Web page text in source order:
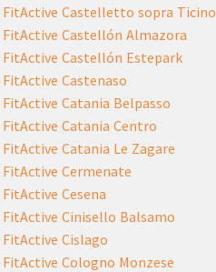
FitActive Castelletto sopra Ticino
FitActive Castellón Almazora
FitActive Castellón Estepark
FitActive Castenaso
FitActive Catania Belpasso
FitActive Catania Centro
FitActive Catania Le Zagare
FitActive Cermenate
FitActive Cesena
FitActive Cinisello Balsamo
FitActive Cislago
FitActive Cologno Monzese